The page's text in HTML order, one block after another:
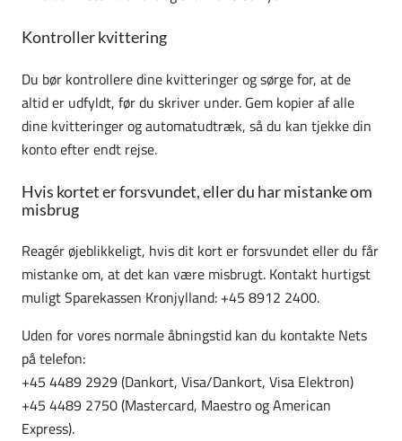
Kontroller kvittering
Du bør kontrollere dine kvitteringer og sørge for, at de
altid er udfyldt, før du skriver under. Gem kopier af alle
dine kvitteringer og automatudtræk, så du kan tjekke din
konto efter endt rejse.
Hvis kortet er forsvundet, eller du har mistanke om
misbrug
Reagér øjeblikkeligt, hvis dit kort er forsvundet eller du får
mistanke om, at det kan være misbrugt. Kontakt hurtigst
muligt Sparekassen Kronjylland: +45 8912 2400.
Uden for vores normale åbningstid kan du kontakte Nets
på telefon:
+45 4489 2929 (Dankort, Visa/Dankort, Visa Elektron)
+45 4489 2750 (Mastercard, Maestro og American
Express).